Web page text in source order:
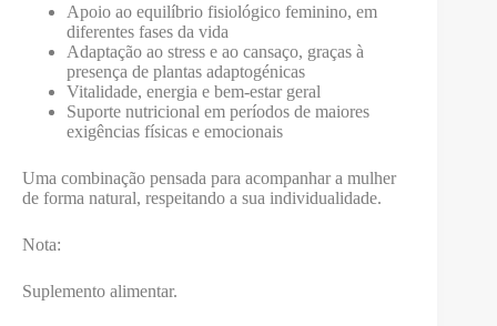
Apoio ao equilíbrio fisiológico feminino, em
diferentes fases da vida
Adaptação ao stress e ao cansaço, graças à
presença de plantas adaptogénicas
Vitalidade, energia e bem-estar geral
Suporte nutricional em períodos de maiores
exigências físicas e emocionais
Uma combinação pensada para acompanhar a mulher
de forma natural, respeitando a sua individualidade.
Nota:
Suplemento alimentar.